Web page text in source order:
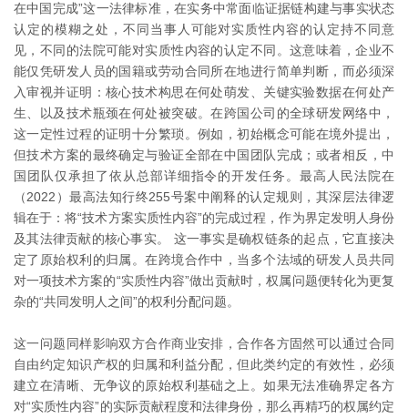
在中国完成”这一法律标准，在实务中常面临证据链构建与事实状态
认定的模糊之处，不同当事人可能对实质性内容的认定持不同意
见，不同的法院可能对实质性内容的认定不同。这意味着，企业不
能仅凭研发人员的国籍或劳动合同所在地进行简单判断，而必须深
入审视并证明：核心技术构思在何处萌发、关键实验数据在何处产
生、以及技术瓶颈在何处被突破。在跨国公司的全球研发网络中，
这一定性过程的证明十分繁琐。例如，初始概念可能在境外提出，
但技术方案的最终确定与验证全部在中国团队完成；或者相反，中
国团队仅承担了依从总部详细指令的开发任务。最高人民法院在
（2022）最高法知行终255号案中阐释的认定规则，其深层法律逻
辑在于：将“技术方案实质性内容”的完成过程，作为界定发明人身份
及其法律贡献的核心事实。 这一事实是确权链条的起点，它直接决
定了原始权利的归属。在跨境合作中，当多个法域的研发人员共同
对一项技术方案的“实质性内容”做出贡献时，权属问题便转化为更复
杂的“共同发明人之间”的权利分配问题。
这一问题同样影响双方合作商业安排，合作各方固然可以通过合同
自由约定知识产权的归属和利益分配，但此类约定的有效性，必须
建立在清晰、无争议的原始权利基础之上。如果无法准确界定各方
对“实质性内容”的实际贡献程度和法律身份，那么再精巧的权属约定